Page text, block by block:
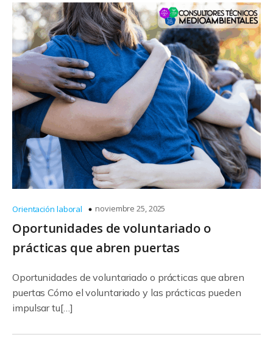
Orientación laboral noviembre 25, 2025
Oportunidades de voluntariado o
prácticas que abren puertas
Oportunidades de voluntariado o prácticas que abren
puertas Cómo el voluntariado y las prácticas pueden
impulsar tu[…]